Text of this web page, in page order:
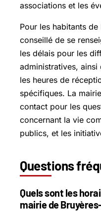
associations et les
Pour les habitants
conseillé de se
les délais pour les
administratives,
les heures de
spécifiques. La
contact pour les
concernant la vie
publics, et les
Questions
Quels sont les
mairie de